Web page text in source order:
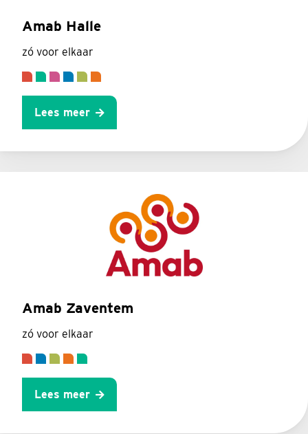
Amab Halle
zó voor elkaar
Lees meer
Amab Zaventem
zó voor elkaar
Lees meer